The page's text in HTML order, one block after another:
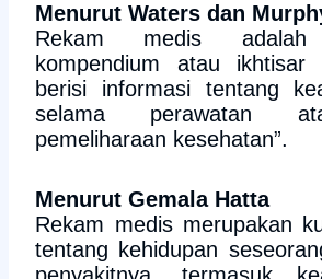
Menurut Waters dan
Rekam medis adalah
kompendium atau ikhtisar
berisi informasi tentang
selama perawatan
pemeliharaan kesehatan”.
Menurut Gemala Hatta
Rekam medis merupakan
tentang kehidupan